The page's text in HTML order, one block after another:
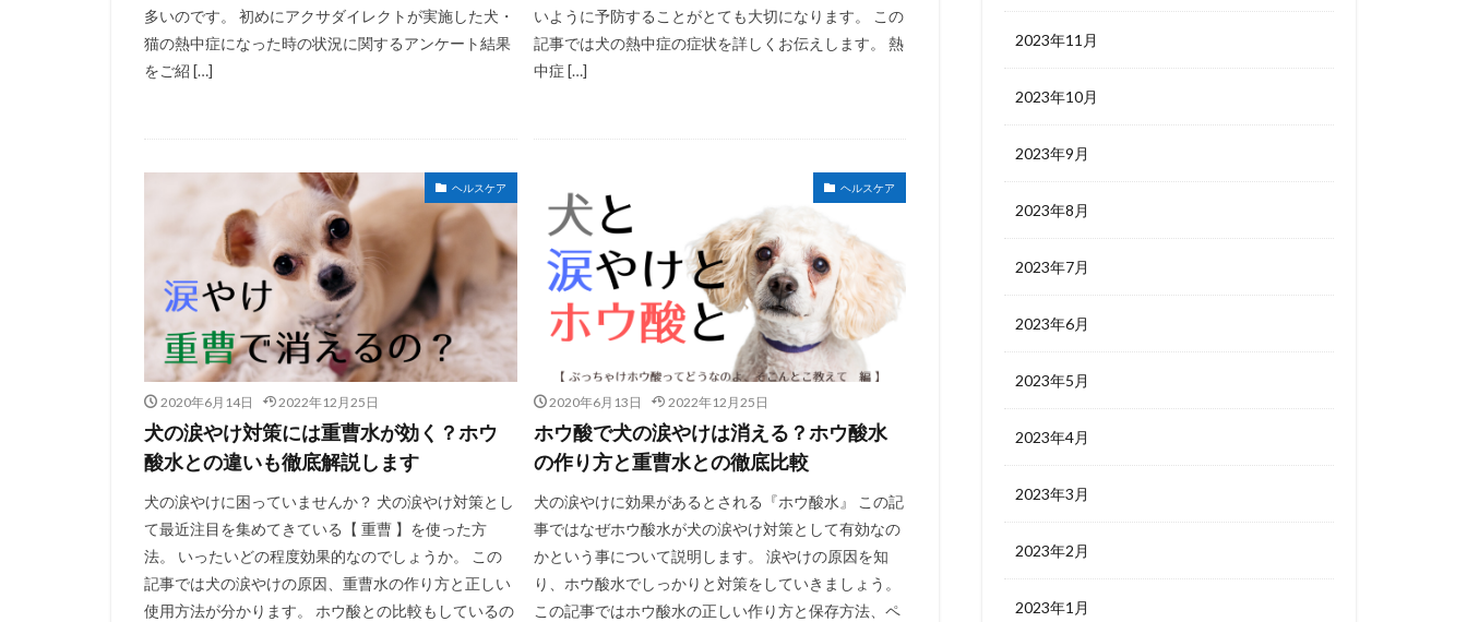
多いのです。 初めにアクサダイレクトが実施した犬・
猫の熱中症になった時の状況に関するアンケート結果
をご紹 […]
いように予防することがとても大切になります。 この
記事では犬の熱中症の症状を詳しくお伝えします。 熱
中症 […]
ヘルスケア
2020年6月14日 2022年12月25日
犬の涙やけ対策には重曹水が効く？ホウ
酸水との違いも徹底解説します
犬の涙やけに困っていませんか？ 犬の涙やけ対策とし
て最近注目を集めてきている【 重曹 】を使った方
法。 いったいどの程度効果的なのでしょうか。 この
記事では犬の涙やけの原因、重曹水の作り方と正しい
使用方法が分かります。 ホウ酸との比較もしているの
ヘルスケア
2020年6月13日 2022年12月25日
ホウ酸で犬の涙やけは消える？ホウ酸水
の作り方と重曹水との徹底比較
犬の涙やけに効果があるとされる『ホウ酸水』 この記
事ではなぜホウ酸水が犬の涙やけ対策として有効なの
かという事について説明します。 涙やけの原因を知
り、ホウ酸水でしっかりと対策をしていきましょう。
この記事ではホウ酸水の正しい作り方と保存方法、ペ
2023年11月
2023年10月
2023年9月
2023年8月
2023年7月
2023年6月
2023年5月
2023年4月
2023年3月
2023年2月
2023年1月